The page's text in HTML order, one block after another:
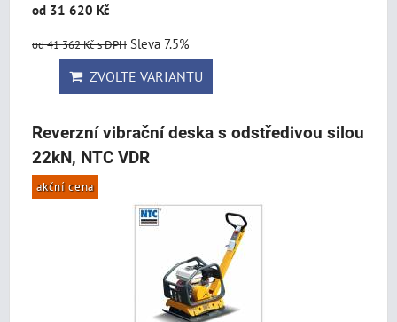
od 31 620 Kč
od 41 362 Kčs DPH Sleva 7.5%
ZVOLTE VARIANTU
Reverzní vibrační deska s odstředivou silou
22kN, NTC VDR
akční cena